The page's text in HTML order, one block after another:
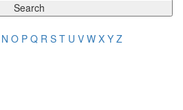
Search
N O P Q R S T U V W X Y Z